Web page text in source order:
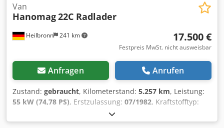
Heilbronn 241 km
Van
Hanomag22C Radlader
17.500 €
Festpreis MwSt. nicht ausweisbar
Anfragen Anrufen
Zustand: gebraucht, Kilometerstand: 5.257 km, Leistung:
55 kW (74,78 PS), Erstzulassung: 07/1982, Kraftstofftyp:
8.000 kg
mechanisch, Federung:Sonstige, Anzahl der Sitzplätze:1,